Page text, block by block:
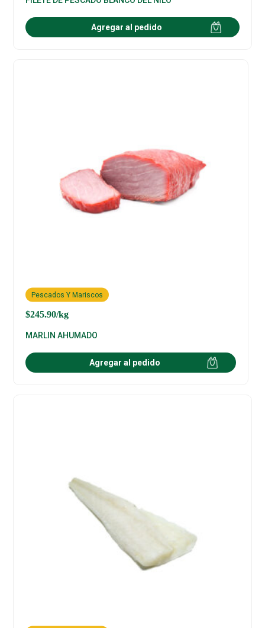
Agregar al pedido
$245.90/kg
Pescados Y Mariscos
MARLIN AHUMADO
Agregar al pedido